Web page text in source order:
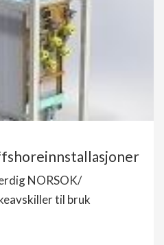
NORSOK/
til bruk